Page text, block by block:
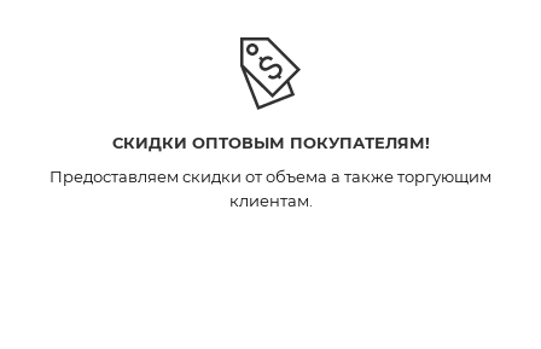
СКИДКИ ОПТОВЫМ ПОКУПАТЕЛЯМ!
Предоставляем скидки от объема а также торгующим
клиентам.